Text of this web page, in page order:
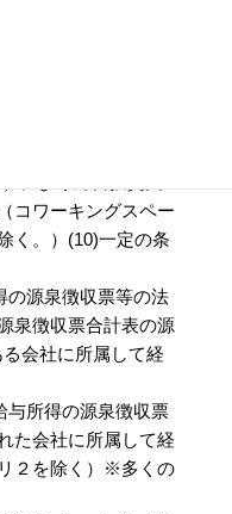
コワーキングスペー
く。）(10)一定の条
の源泉徴収票等の法
泉徴収票合計表の源
会社に所属して経
与所得の源泉徴収票
た会社に所属して経
２を除く）※多くの